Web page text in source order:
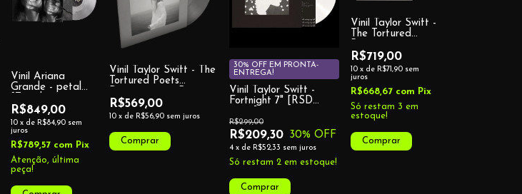
Vinil Ariana
Grande - petal
Pearly White Lp]
(Signed)
R$849,00
10 x de R$84,90 sem
juros
R$789,57 com Pix
Atenção, última
peça!
Vinil Taylor Swift - The
Tortured Poets
Track "The Albatross"
R$569,00
10 x de R$56,90 sem juros
Vinil Taylor Swift -
Fortnight 7" [RSD
R$209,30
R$299,00
30% OFF
4 x de R$52,33 sem juros
30% OFF EM PRONTA-
ENTREGA!
Só restam2 em estoque!
Vinil Taylor Swift -
The Tortured
Department: The
Anthology (Target
Exclusive)
R$719,00
10 x de R$71,90 sem
juros
R$668,67 com Pix
Só restam 3 em
estoque!